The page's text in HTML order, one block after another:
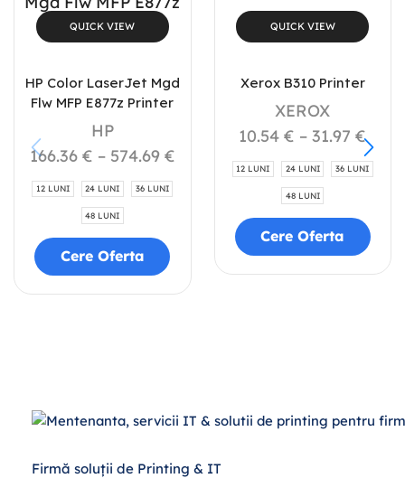
QUICK VIEW
HP Color LaserJet Mgd
Flw MFP E877z Printer
HP
166.36 € – 574.69 €
12 LUNI 24 LUNI 36 LUNI
48 LUNI
Cere Oferta
QUICK VIEW
Xerox B310 Printer
XEROX
10.54€ – 31.97€
12 LUNI 24 LUNI 36 LUNI
48 LUNI
Cere Oferta
Firmă soluții de Printing & IT